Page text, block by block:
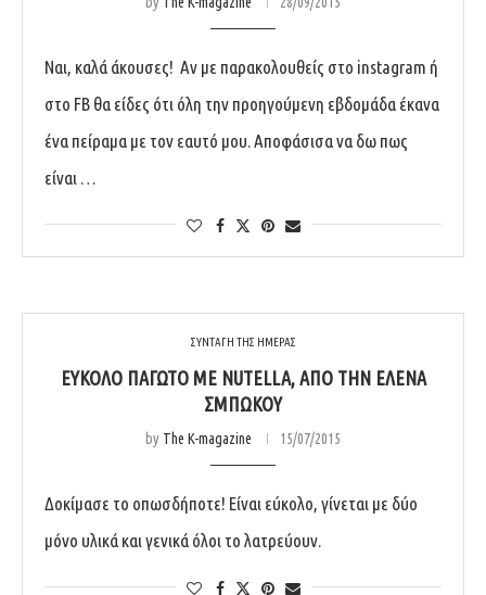
Ναι, καλά άκουσες! Αν με παρακολουθείς στο instagram ή
στο FB θα είδες ότι όλη την προηγούμενη εβδομάδα έκανα
ένα πείραμα με τον εαυτό μου. Αποφάσισα να δω πως
είναι …
ΣΥΝΤΑΓΗ ΤΗΣ ΗΜΕΡΑΣ
EΎΚΟΛΟ ΠΑΓΩΤΌ ΜΕ NUTELLA, ΑΠΌ ΤΗΝ ΈΛΕΝΑ
ΣΜΠΏΚΟΥ
by The K-magazine 15/07/2015
Δοκίμασε το οπωσδήποτε! Είναι εύκολο, γίνεται με δύο
μόνο υλικά και γενικά όλοι το λατρεύουν.